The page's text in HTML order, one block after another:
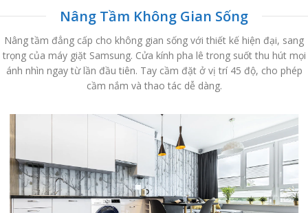
Nâng Tầm Không Gian Sống
Nâng tầm đẳng cấp cho không gian sống với thiết kế hiện đại, sang
trọng của máy giặt Samsung. Cửa kính pha lê trong suốt thu hút mọi
ánh nhìn ngay từ lần đầu tiên. Tay cầm đặt ở vị trí 45 độ, cho phép
cầm nắm và thao tác dễ dàng.